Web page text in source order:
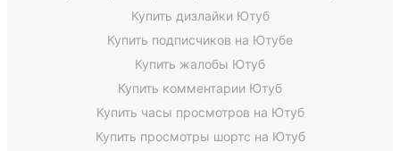
Купить дизлайки Ютуб
Купить подписчиков на Ютубе
Купить жалобы Ютуб
Купить комментарии Ютуб
Купить часы просмотров на Ютуб
Купить просмотры шортс на Ютуб